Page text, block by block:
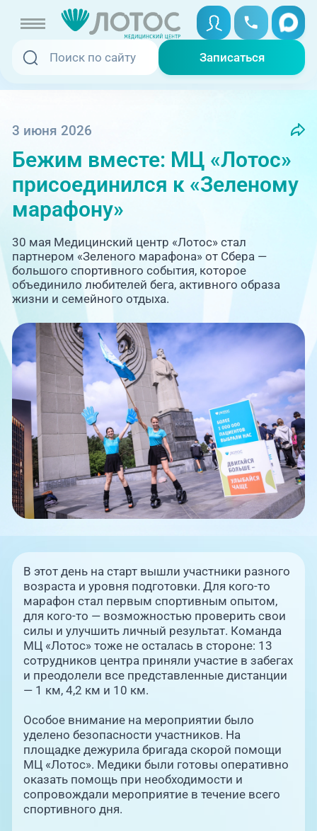
Записаться
Записаться
Специалисты
Акции
Отзывы
Адреса клиник
О клинике
Блог врачей
Новости
Пациентам
PreventAGE
+7 (351) 220-00-03
Записаться онлайн
Вызвать скорую
Медицина на дому
+7 (351) 220-00-03
запись на прием
+7 (351) 220-03-03
Центр амбулаторной
онкологической помощи
+7 (7142) 927-003
Справочный телефон для
жителей Казахстана
3 июня 2026
Бежим вместе: МЦ «Лотос»
присоединился к «Зеленому
марафону»
30 мая Медицинский центр «Лотос» стал
партнером «Зеленого марафона» от Сбера —
большого спортивного события, которое
объединило любителей бега, активного образа
жизни и семейного отдыха.
В этот день на старт вышли участники разного
возраста и уровня подготовки. Для кого-то
марафон стал первым спортивным опытом,
для кого-то — возможностью проверить свои
силы и улучшить личный результат. Команда
МЦ «Лотос» тоже не осталась в стороне: 13
сотрудников центра приняли участие в забегах
и преодолели все представленные дистанции
— 1 км, 4,2 км и 10 км.
Особое внимание на мероприятии было
уделено безопасности участников. На
площадке дежурила бригада скорой помощи
МЦ «Лотос». Медики были готовы оперативно
оказать помощь при необходимости и
сопровождали мероприятие в течение всего
спортивного дня.